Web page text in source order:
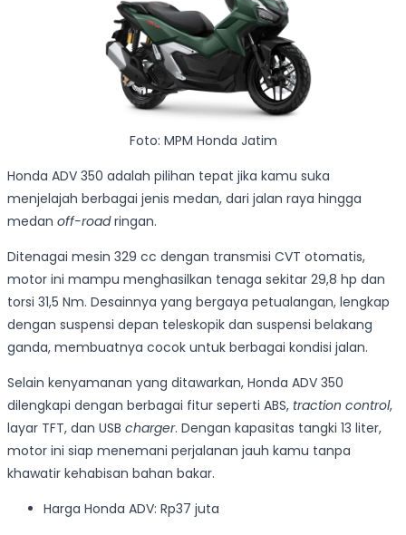
Foto: MPM Honda Jatim
Honda ADV 350 adalah pilihan tepat jika kamu suka
menjelajah berbagai jenis medan, dari jalan raya hingga
medan off-roadringan.
Ditenagai mesin 329 cc dengan transmisi CVT otomatis,
motor ini mampu menghasilkan tenaga sekitar 29,8 hp dan
torsi 31,5 Nm. Desainnya yang bergaya petualangan, lengkap
dengan suspensi depan teleskopik dan suspensi belakang
ganda, membuatnya cocok untuk berbagai kondisi jalan.
Selain kenyamanan yang ditawarkan, Honda ADV 350
dilengkapi dengan berbagai fitur seperti ABS, traction control,
layar TFT, dan USB charger. Dengan kapasitas tangki 13 liter,
motor ini siap menemani perjalanan jauh kamu tanpa
khawatir kehabisan bahan bakar.
Harga Honda ADV: Rp37 juta